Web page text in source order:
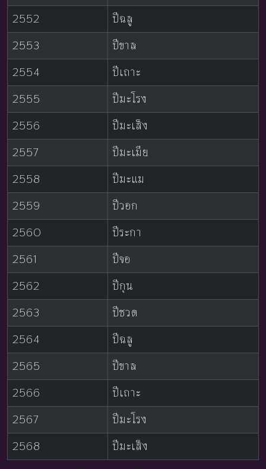
2552
ปีฉลู
2553
ปีขาล
2554
ปีเถาะ
2555
ปีมะโรง
2556
ปีมะเส็ง
2557
ปีมะเมีย
2558
ปีมะแม
2559
ปีวอก
2560
ปีระกา
2561
ปีจอ
2562
ปีกุน
2563
ปีชวด
2564
ปีฉลู
2565
ปีขาล
2566
ปีเถาะ
2567
ปีมะโรง
2568
ปีมะเส็ง